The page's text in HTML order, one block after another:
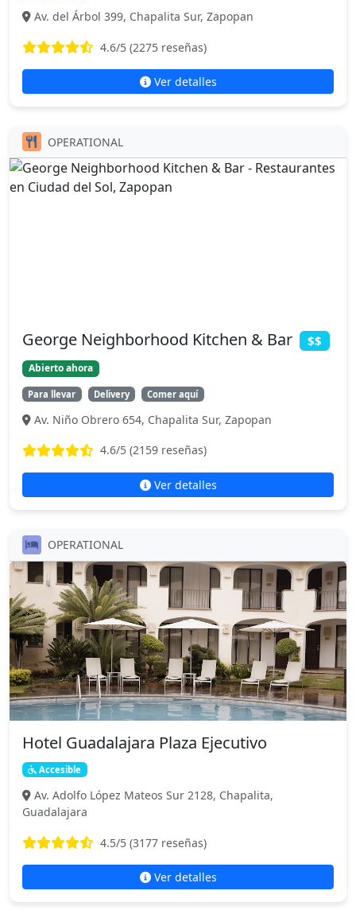
Av. del Árbol 399, Chapalita Sur, Zapopan
4.6/5 (2275 reseñas)
Ver detalles
OPERATIONAL
George Neighborhood Kitchen & Bar $$
Abierto ahora
Para llevar Delivery Comer aquí
Av. Niño Obrero 654, Chapalita Sur, Zapopan
4.6/5 (2159 reseñas)
Ver detalles
OPERATIONAL
Hotel Guadalajara Plaza Ejecutivo
Accesible
Av. Adolfo López Mateos Sur 2128, Chapalita,
Guadalajara
4.5/5 (3177 reseñas)
Ver detalles